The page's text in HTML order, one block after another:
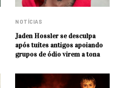
NOTÍCIAS
Jaden Hossler se desculpa
após tuítes antigos apoiando
grupos de ódio virem a tona